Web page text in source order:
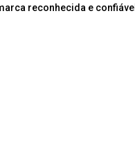
reconhecida e